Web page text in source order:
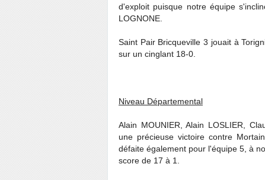
d'exploit puisque notre équipe
LOGNONE.
Saint Pair Bricqueville 3 jouait à
sur un cinglant 18-0.
Niveau Départemental
Alain MOUNIER, Alain LOSLIER,
une précieuse victoire contre
défaite également pour l'équipe 5, à
score de 17 à 1.